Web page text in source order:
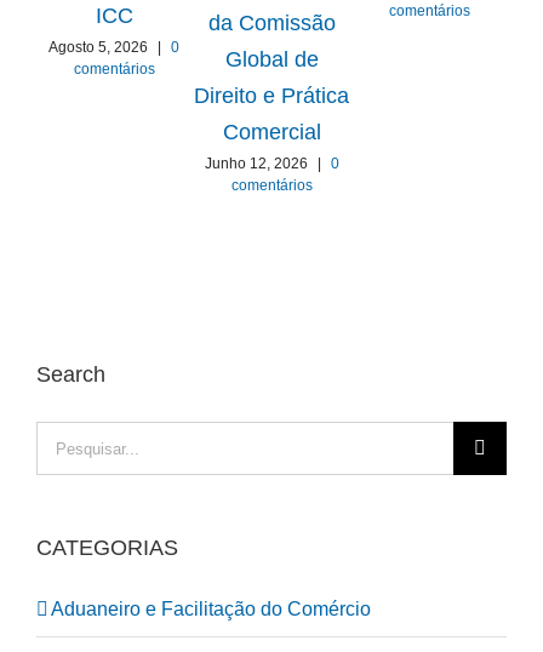
ICC
Agosto 5, 2026
0
comentários
da Comissão
Global de
Direito e Prática
Comercial
Junho 12, 2026
0
comentários
comentários
Search
CATEGORIAS
Aduaneiro e Facilitação do Comércio